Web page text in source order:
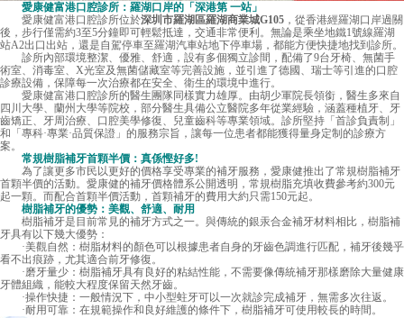
愛康健富港口腔診所：羅湖口岸的「深港第 一站」
愛康健富港口腔診所位於深圳市羅湖區羅湖商業城G105 ，從香港經羅湖口岸過關
後，步行僅需約3至5分鐘即可輕鬆抵達，交通非常便利。無論是乘坐地鐵1號線羅湖
站A2出口出站，還是自駕停車至羅湖汽車站地下停車場，都能方便快捷地找到診所。
診所內部環境整潔、優雅、舒適，設有多個獨立診間，配備了9台牙椅、無菌手
術室、消毒室、X光室及無菌儲藏室等完善設施，並引進了德國、瑞士等引進的口腔
診療設備，保障每一次治療都在安全、衛生的環境中進行。
愛康健富港口腔診所的醫生團隊同樣實力雄厚。由胡少軍院長領銜，醫生多來自
四川大學、蘭州大學等院校，部分醫生具備公立醫院多年從業經驗，涵蓋種植牙、牙
齒矯正、牙周治療、口腔美學修復、兒童齒科等專業領域。診所堅持「首診負責制」
和「專科·專業·品質保證」的服務宗旨，讓每一位患者都能獲得量身定制的診療方
案。
常規樹脂補牙首顆半價：真係慳好多!
為了讓更多市民以更好的價格享受專業的補牙服務，愛康健推出了常規樹脂補牙
首顆半價的活動。愛康健的補牙價格體系公開透明，常規樹脂充填收費參考約300元
起一顆。而配合首顆半價活動，首顆補牙的費用大約只需150元起。
樹脂補牙的優勢：美觀、舒適、耐用
樹脂補牙是目前常見的補牙方式之一。與傳統的銀汞合金補牙材料相比，樹脂補
牙具有以下幾大優勢：
·美觀自然：樹脂材料的顏色可以根據患者自身的牙齒色調進行匹配，補牙後幾乎
看不出痕跡，尤其適合前牙修復。
·磨牙量少：樹脂補牙具有良好的粘結性能，不需要像傳統補牙那樣磨除大量健康
牙體組織，能較大程度保留天然牙齒。
·操作快捷：一般情況下，中小型蛀牙可以一次就診完成補牙，無需多次往返。
·耐用可靠：在規範操作和良好維護的條件下，樹脂補牙可使用較長的時間。